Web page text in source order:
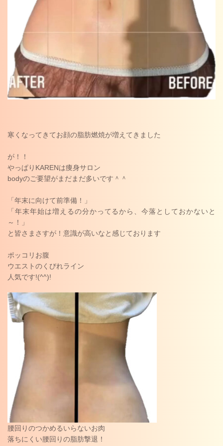
寒くなってきてお顔の脂肪燃焼が増えてきました
が！！
やっぱりKARENは痩身サロン
bodyのご要望がまだまだ多いです＾＾
「年末に向けて前準備！」
「年末年始は増えるの分かってるから、今落としておかないと
～！」
と皆さまさすが！意識が高いなと感じております
ポッコリお腹
ウエストのくびれライン
人気です!(^^)!
腰回りのつかめるいらないお肉
落ちにくい腰回りの脂肪撃退！